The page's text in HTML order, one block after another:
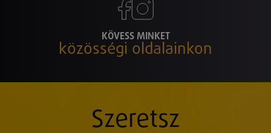
KÖVESS MINKET
közösségi oldalainkon
Szeretsz